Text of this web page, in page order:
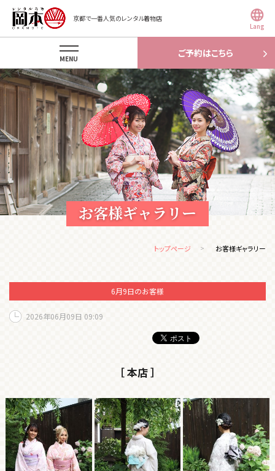
京都で一番人気のレンタル着物店
Lang
ご予約はこちら
MENU
お客様ギャラリー
トップページ お客様ギャラリー
6月9日のお客様
2026年06月09日 09:09
［ 本店 ］